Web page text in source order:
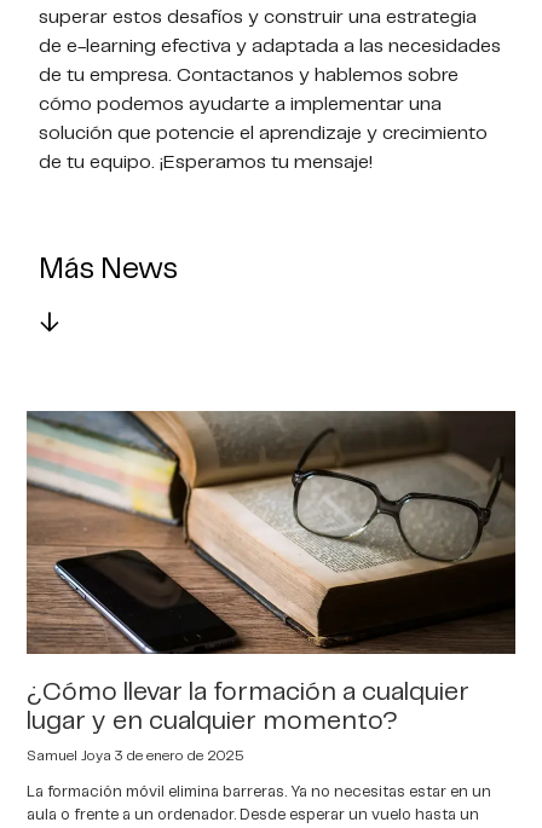
superar estos desafíos y construir una estrategia
de e-learning efectiva y adaptada a las necesidades
de tu empresa. Contactanos y hablemos sobre
cómo podemos ayudarte a implementar una
solución que potencie el aprendizaje y crecimiento
de tu equipo. ¡Esperamos tu mensaje!
Más News
↓
¿Cómo llevar la formación a cualquier
lugar y en cualquier momento?
Samuel Joya3 de enero de 2025
La formación móvil elimina barreras. Ya no necesitas estar en un
aula o frente a un ordenador. Desde esperar un vuelo hasta un